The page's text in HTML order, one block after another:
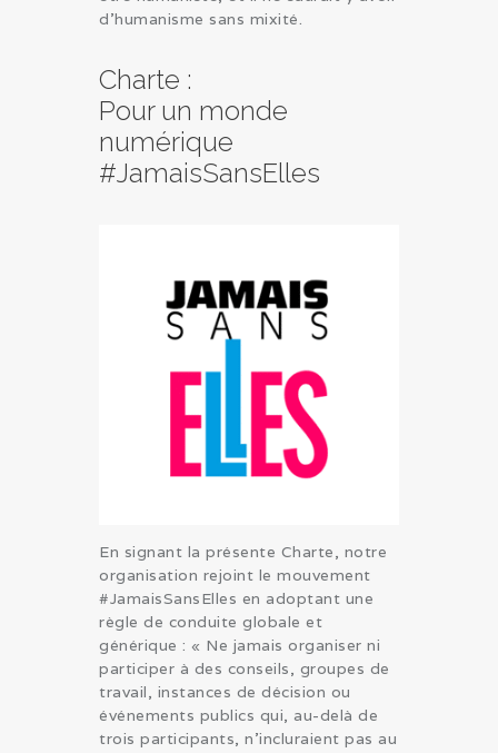
d’humanisme sans mixité.
Charte :
Pour un monde
numérique
#JamaisSansElles
En signant la présente Charte, notre
organisation rejoint le mouvement
#JamaisSansElles en adoptant une
règle de conduite globale et
générique : « Ne jamais organiser ni
participer à des conseils, groupes de
travail, instances de décision ou
événements publics qui, au-delà de
trois participants, n’incluraient pas au